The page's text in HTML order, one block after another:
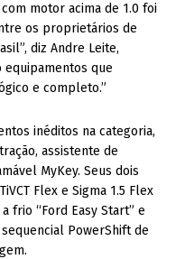
motor acima de 1.0 foi
os proprietários de
diz Andre Leite,
equipamentos que
e completo.”
inéditos na categoria,
assistente de
MyKey. Seus dois
Flex e Sigma 1.5 Flex
frio “Ford Easy Start” e
PowerShift de